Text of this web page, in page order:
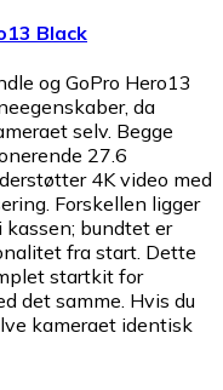
Black
og GoPro Hero13
da
selv. Begge
27.6
4K video med
Forskellen ligger
kassen; bundtet er
fra start. Dette
startkit for
det samme. Hvis du
kameraet identisk